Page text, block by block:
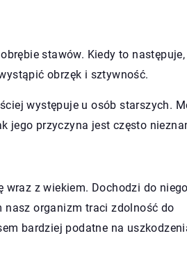
stawów. Kiedy to
obrzęk i sztywność.
występuje u osób starszych.
jego przyczyna jest często
z wiekiem. Dochodzi do
organizm traci zdolność do
bardziej podatne na